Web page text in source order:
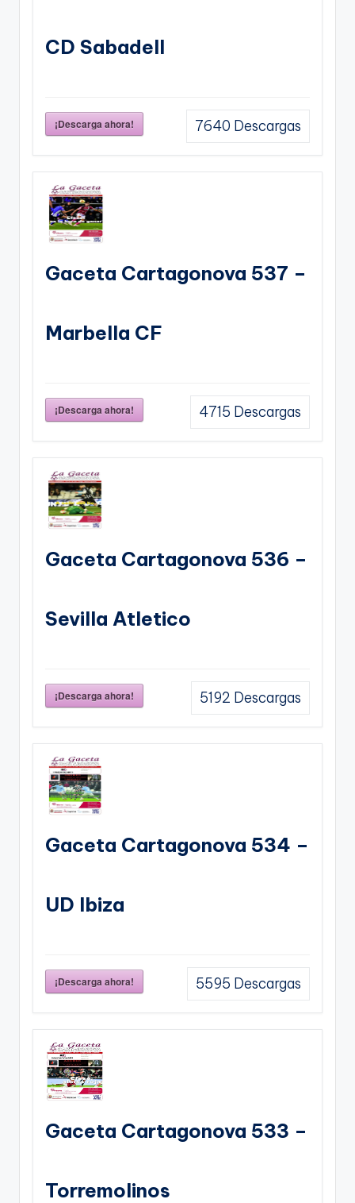
CD Sabadell
¡Descarga ahora! 7640 Descargas
Gaceta Cartagonova 537 –
Marbella CF
¡Descarga ahora! 4715 Descargas
Gaceta Cartagonova 536 –
Sevilla Atletico
¡Descarga ahora! 5192 Descargas
Gaceta Cartagonova 534 –
UD Ibiza
¡Descarga ahora! 5595 Descargas
Gaceta Cartagonova 533 –
Torremolinos